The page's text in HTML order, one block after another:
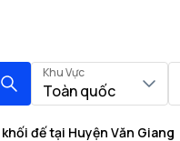
Khu Vực
Toàn quốc
đế tại Huyện Văn Giang